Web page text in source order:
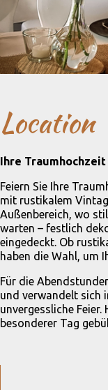
Location
Ihre
Feiern Sie Ihre
mit rustikalem
Außenbereich, wo
warten – festlich
eingedeckt. Ob
haben die Wahl, um
Für die
und verwandelt sich
unvergessliche
besonderer Tag